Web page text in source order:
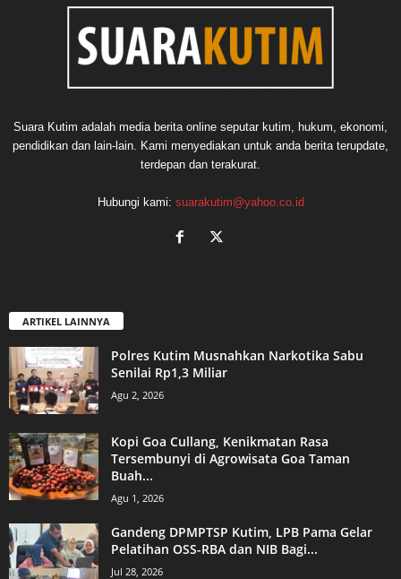
Suara Kutim adalah media berita online seputar kutim, hukum, ekonomi,
pendidikan dan lain-lain. Kami menyediakan untuk anda berita terupdate,
terdepan dan terakurat.
Hubungi kami: suarakutim@yahoo.co.id
ARTIKEL LAINNYA
Polres Kutim Musnahkan Narkotika Sabu
Senilai Rp1,3 Miliar
Agu 2, 2026
Kopi Goa Cullang, Kenikmatan Rasa
Tersembunyi di Agrowisata Goa Taman
Buah...
Agu 1, 2026
Gandeng DPMPTSP Kutim, LPB Pama Gelar
Pelatihan OSS-RBA dan NIB Bagi...
Jul 28, 2026